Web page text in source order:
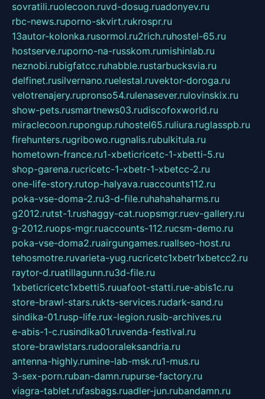
sovratili.ruolecoon.ruvd-dosug.ruadonyev.ru
rbc-news.ruporno-skvirt.rukrospr.ru
13autor-kolonka.rusormol.ru2rich.ruhostel-65.ru
hostserve.ruporno-na-russkom.rumishinlab.ru
neznobi.rubigfatcc.ruhabble.rustarbucksvia.ru
delfinet.rusilvernano.ruelestal.ruvektor-doroga.ru
velotrenajery.rupronso54.rulenasever.rulovinskix.ru
show-pets.rusmartnews03.rudiscofoxworld.ru
miraclecoon.rupongup.ruhostel65.ruliura.ruglasspb.ru
firehunters.rugribowo.rugnalis.rubulkitula.ru
hometown-france.ru1-xbeticricetc-1-xbetti-5.ru
shop-garena.rucricetc-1-xbetr-1-xbetcc-2.ru
one-life-story.rutop-halyava.ruaccounts112.ru
poka-vse-doma-2.ru3-d-file.ruhahahaharms.ru
g2012.rutst-1.rushaggy-cat.ruopsmgr.ruev-gallery.ru
g-2012.ruops-mgr.ruaccounts-112.rucsm-demo.ru
poka-vse-doma2.ruairgungames.ruallseo-host.ru
tehosmotre.ruvarieta-yug.rucricetc1xbetr1xbetcc2.ru
raytor-d.ruatillagunn.ru3d-file.ru
1xbeticricetc1xbetti5.ruuafoot-statti.rue-abis1c.ru
store-brawl-stars.rukts-services.rudark-sand.ru
sindika-01.rusp-life.rux-legion.rusib-archives.ru
e-abis-1-c.rusindika01.ruvenda-festival.ru
store-brawlstars.rudooraleksandria.ru
antenna-highly.rumine-lab-msk.ru1-mus.ru
3-sex-porn.ruban-damn.rupurse-factory.ru
viagra-tablet.rufasbags.ruadler-jun.rubandamn.ru